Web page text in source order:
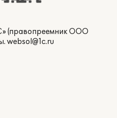
(правопреемник ООО
websol@1c.ru